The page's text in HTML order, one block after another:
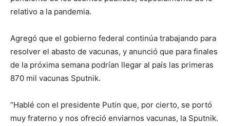
relativo a la pandemia.
Agregó que el gobierno federal continúa trabajando para
resolver el abasto de vacunas, y anunció que para finales
de la próxima semana podrían llegar al país las primeras
870 mil vacunas Sputnik.
“Hablé con el presidente Putin que, por cierto, se portó
muy fraterno y nos ofreció enviarnos vacunas, la Sputnik.